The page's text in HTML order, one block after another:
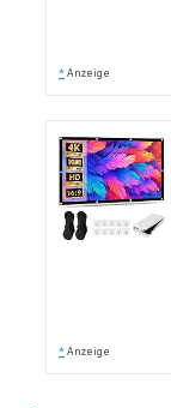
* Anzeige
* Anzeige